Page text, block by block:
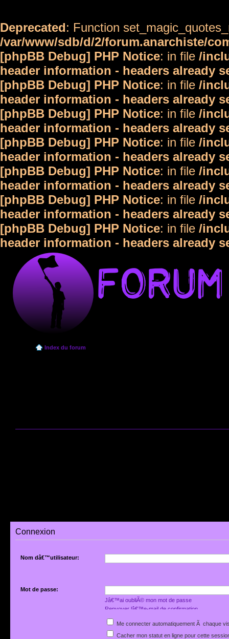
Deprecated: Function
/var/www/sdb/d/2/forum.anarchiste/
[phpBB Debug] PHP Notice: in file /
header information - headers already
[phpBB Debug] PHP Notice: in file /
header information - headers already
[phpBB Debug] PHP Notice: in file /
header information - headers already
[phpBB Debug] PHP Notice: in file /
header information - headers already
[phpBB Debug] PHP Notice: in file /
header information - headers already
[phpBB Debug] PHP Notice: in file /
header information - headers already
[phpBB Debug] PHP Notice: in file /
header information - headers already
Index du forum
Connexion
Nom dâ€™utilisateur:
Mot de passe:
Jâ€™ai oubliÃ© mon mot de passe
Renvoyer lâ€™e-mail de confirmation
Me connecter automatiquement Ã chaque
Cacher mon statut en ligne pour cette